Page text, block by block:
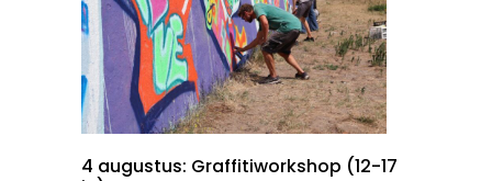
4 augustus: Graffitiworkshop (12-17